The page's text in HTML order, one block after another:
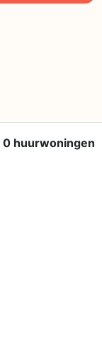
0 huurwoningen